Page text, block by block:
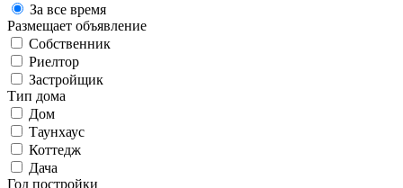
За все время
Размещает объявление
Собственник
Риелтор
Застройщик
Тип дома
Дом
Таунхаус
Коттедж
Дача
Год постройки